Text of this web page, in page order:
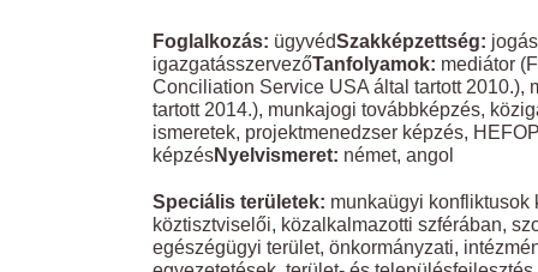
Foglalkozás: ügyvédSzakképzettség:
igazgatásszervezőTanfolyamok: mediátor
Conciliation Service USA által tartott 2010.),
tartott 2014.), munkajogi továbbképzés,
ismeretek, projektmenedzser képzés,
képzésNyelvismeret: német, angol
Speciális területek: munkaügyi konfliktusok
köztisztviselői, közalkalmazotti szférában,
egészégügyi terület, önkormányzati,